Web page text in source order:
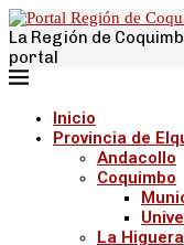
La Región de
portal
Inicio
Provincia de
Andacollo
Coquimbo
La Higuera